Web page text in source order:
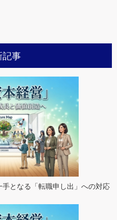
記事
手となる「転職申し出」への対応